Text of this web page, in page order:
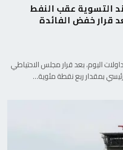
التسوية عقب النفط
قرار خفض الفائدة
اليوم، بعد قرار مجلس الاحتياطي
بمقدار ربع نقطة مئوية…